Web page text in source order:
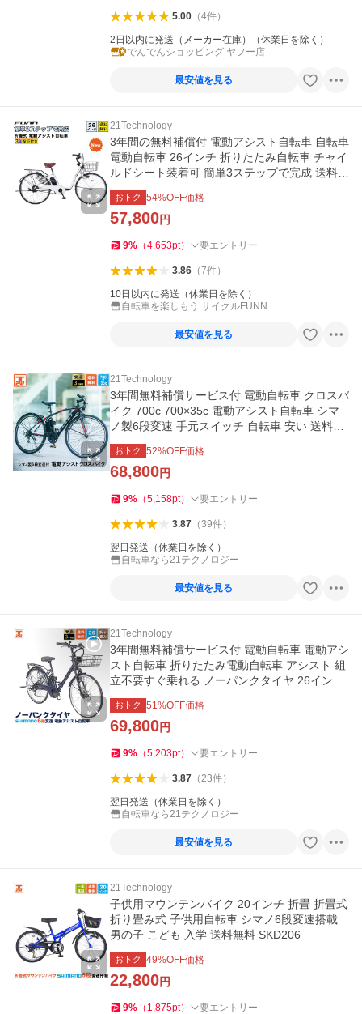
5.00（4件）
2日以内に発送（メーカー在庫）（休業日を除く）
でんでんショッピング ヤフー店
最安値を見る
21Technology
3年間の無料補償付 電動アシスト自転車 自転車
電動自転車 26インチ 折りたたみ自転車 チャイ
ルドシート装着可 簡単3ステップで完成 送料無
料 NEMC260
おトク 54%OFF価格
57,800円
9% （4,653pt） 要エントリー
3.86（7件）
10日以内に発送（休業日を除く）
自転車を楽しもう サイクルFUNN
最安値を見る
21Technology
3年間無料補償サービス付 電動自転車 クロスバ
イク 700c 700×35c 電動アシスト自転車 シマ
ノ製6段変速 手元スイッチ 自転車 安い 送料無
料 AOGT35C
おトク 52%OFF価格
68,800円
9% （5,158pt） 要エントリー
3.87（39件）
翌日発送（休業日を除く）
自転車なら21テクノロジー
最安値を見る
21Technology
3年間無料補償サービス付 電動自転車 電動アシ
スト自転車 折りたたみ電動自転車 アシスト 組
立不要すぐ乗れる ノーパンクタイヤ 26インチ
シマノ6段変速 TACT266
おトク 51%OFF価格
69,800円
9% （5,203pt） 要エントリー
3.87（23件）
翌日発送（休業日を除く）
自転車なら21テクノロジー
最安値を見る
21Technology
子供用マウンテンバイク 20インチ 折畳 折畳式
折り畳み式 子供用自転車 シマノ6段変速搭載
男の子 こども 入学 送料無料 SKD206
おトク 49%OFF価格
22,800円
9% （ 1,875pt） 要エントリー